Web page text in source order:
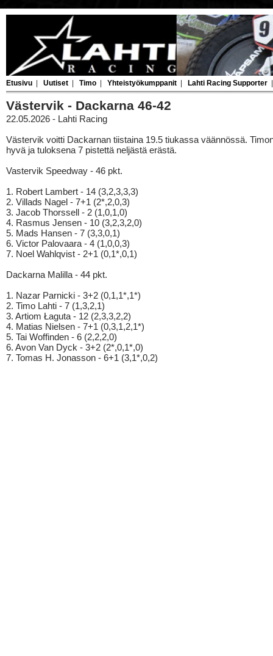
Etusivu Uutiset Timo Yhteistyökumppanit Lahti Racing Supporter
Västervik - Dackarna 46-42
22.05.2026 - Lahti Racing
Västervik voitti Dackarnan tiistaina 19.5 tiukassa väännössä.
hyvä ja tuloksena 7 pistettä neljästä erästä.
Vastervik Speedway - 46 pkt.
1. Robert Lambert - 14 (3,2,3,3,3)
2. Villads Nagel - 7+1 (2*,2,0,3)
3. Jacob Thorssell - 2 (1,0,1,0)
4. Rasmus Jensen - 10 (3,2,3,2,0)
5. Mads Hansen - 7 (3,3,0,1)
6. Victor Palovaara - 4 (1,0,0,3)
7. Noel Wahlqvist - 2+1 (0,1*,0,1)
Dackarna Malilla - 44 pkt.
1. Nazar Parnicki - 3+2 (0,1,1*,1*)
2. Timo Lahti - 7 (1,3,2,1)
3. Artiom Łaguta - 12 (2,3,3,2,2)
4. Matias Nielsen - 7+1 (0,3,1,2,1*)
5. Tai Woffinden - 6 (2,2,2,0)
6. Avon Van Dyck - 3+2 (2*,0,1*,0)
7. Tomas H. Jonasson - 6+1 (3,1*,0,2)